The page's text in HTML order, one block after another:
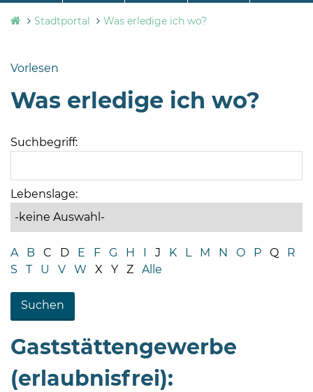
Stadtverwaltung
Bramstedt
19
04192-
zentrale@badbramstedt.de
Mo,
Fr
08
Uhr
Do
language
Select Language
Stadtportal Was erledige ich wo?
Vorlesen
Was erledige ich wo?
Suchbegriff:
Lebenslage:
A B C D E F G H I J K L M N O P Q
R
S
T U V W X Y Z Alle
Gaststättengewerbe
(erlaubnisfrei):